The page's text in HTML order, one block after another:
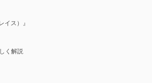
ス）』
く解説